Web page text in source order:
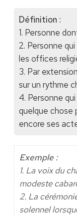
Définition :
1. Personne
2. Personne
les offices
3. Par
sur un rythme
4. Personne
quelque chose
encore ses
Exemple :
1. La voix du
modeste
2. La
solennel